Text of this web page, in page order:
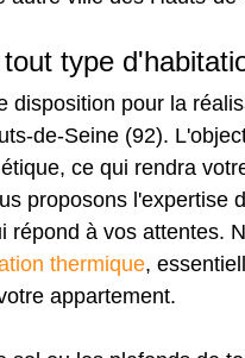
type
disposition pour la
de-Seine (92).
ce qui rendra
proposons l'expertise
répond à vos attentes.
thermique,
appartement.